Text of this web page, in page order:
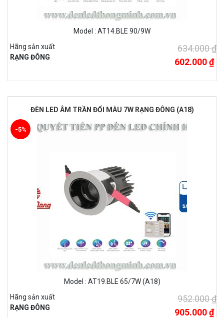
Model : AT14.BLE 90/9W
Hãng sản xuất
RẠNG ĐÔNG
634.000 ₫
602.000 ₫
ĐÈN LED ÂM TRẦN ĐỔI MÀU 7W RẠNG ĐÔNG (A18)
Model : AT19.BLE 65/7W (A18)
Hãng sản xuất
RẠNG ĐÔNG
952.000 ₫
905.000 ₫
-5%